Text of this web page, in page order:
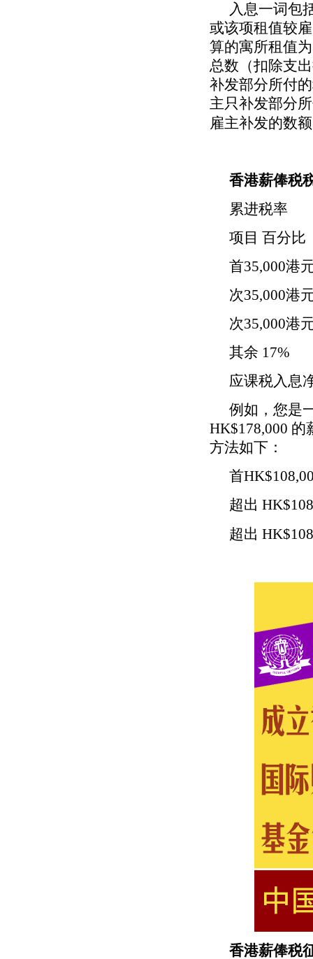
入息一词包
或该项租值较
算的寓所租值
总数（扣除支
补发部分所付
主只补发部分
雇主补发的数
香港薪俸税
累进税率
项目 百分比
首35,000港
次35,000港
次35,000港
其余 17%
应课税入息
例如，您是
HK$178,000
方法如下：
首
超出
超出
香港薪俸税